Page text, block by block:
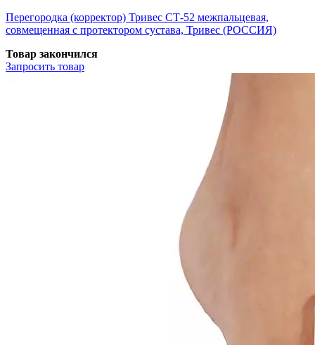
Перегородка (корректор) Тривес СТ-52 межпальцевая,
совмещенная с протектором сустава, Тривес (РОССИЯ)
Товар закончился
Запросить товар